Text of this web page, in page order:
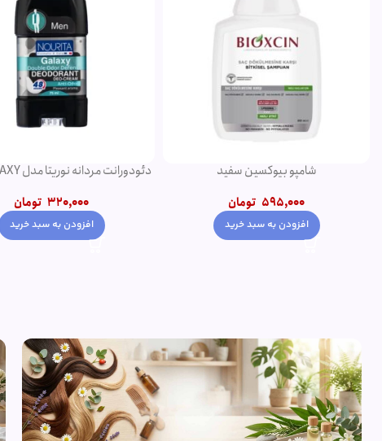
شامپو بیوکسین سفید
595,000 تومان
افزودن به سبد خرید
320,000 تومان
افزودن به سبد خرید